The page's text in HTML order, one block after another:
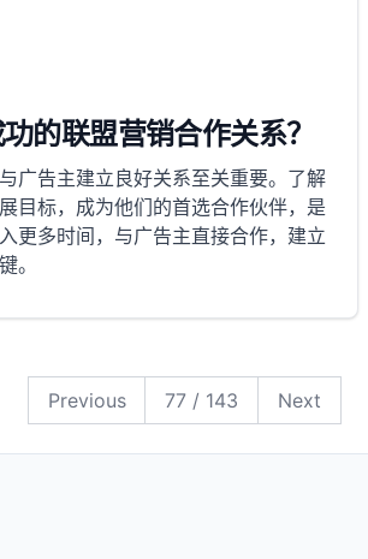
的联盟营销合作关系？
广告主建立良好关系至关重要。了解
目标，成为他们的首选合作伙伴，是
更多时间，与广告主直接合作，建立
。
Previous 77 / 143 Next19
20
21
22
23
24
25
26
27
28
29
30
31
32
33
34
35
36
37
38
39
40
41
42
43
44
45
46
47
48
49
50
51
52
53
54
55
56
57
58
59
60
6162
63
64
65
66
67
68
69
70
88
89
90
91
92
93
94
95
96
97
98
99
100
101
102
103
104
105
106
107
108
109
110
111
112
113
114
115
116
117
118
119
120
121
122
123
124
125
126
127
128
129
130
131
132
133
134
135
136
137
138
139
140
141
142
143